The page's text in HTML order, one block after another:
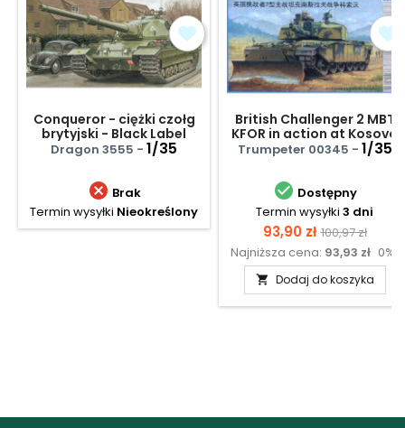
Conqueror - ciężki czołg
brytyjski - Black Label
Dragon 3555 - 1/35
 Brak
Termin wysyłki Nieokreślony
British Challenger 2 MBT
KFOR in action at Kosovo
Trumpeter 00345 - 1/35
 Dostępny
Termin wysyłki 3 dni
Cena
93,90 zł Cena
100,97 zł
Najniższa cena: 93,93 zł 0%
 Dodaj do koszyka